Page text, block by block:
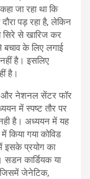
जा रहा था कि
पड़ रहा है, लेकिन
से खारिज कर
के लिए लगाई
है। इसलिए
है।
और नेशनल सेंटर फॉर
में स्पष्ट तौर पर
है। अध्ययन में यह
किया गया कोविड
इसके प्रयोग का
सडन कार्डियक या
जेनेटिक,